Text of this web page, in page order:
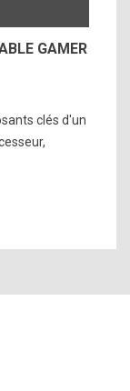
GAMER
clés d'un